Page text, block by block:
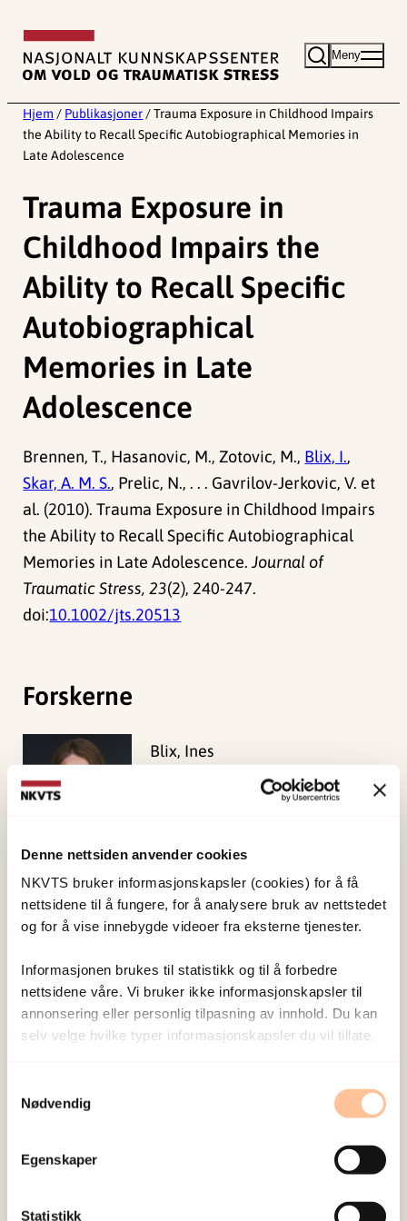
Denne nettsiden anvender cookies
NKVTS bruker informasjonskapsler (cookies) for å få
nettsidene til å fungere, for å analysere bruk av nettstedet
og for å vise innebygde videoer fra eksterne tjenester.
Informasjonen brukes til statistikk og til å forbedre
nettsidene våre. Vi bruker ikke informasjonskapsler til
annonsering eller personlig tilpasning av innhold. Du kan
selv velge hvilke typer informasjonskapsler du vil tillate.
Nødvendig
Egenskaper
Statistikk
innhold
Meny
Hjem / Publikasjoner / Trauma Exposure in Childhood Impairs
the Ability to Recall Specific Autobiographical Memories in
Late Adolescence
Trauma Exposure in
Childhood Impairs the
Ability to Recall Specific
Autobiographical
Memories in Late
Adolescence
Brennen, T., Hasanovic, M., Zotovic, M., Blix, I.,
Skar, A. M. S., Prelic, N., . . . Gavrilov-Jerkovic, V. et
al. (2010). Trauma Exposure in Childhood Impairs
the Ability to Recall Specific Autobiographical
Memories in Late Adolescence.Journal of
Traumatic Stress, 23(2), 240-247.
doi:10.1002/jts.20513
Forskerne
Blix, Ines
Skar, Ane-Marthe
Solheim
Forsker I
Publisert:
19. mars 2026
NKVTS utvikler og sprer kunnskap og kompetanse